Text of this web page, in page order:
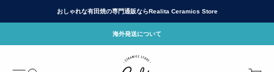
おしゃれな有田焼の専門通販ならRealita Ceramics Store
海外発送について
有田焼(ありたやき)の専門通販 Realita